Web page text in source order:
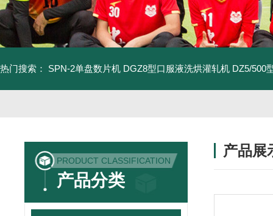
热门搜索： SPN-2单盘数片机 DGZ8型口服液洗烘灌轧机 DZ5/500
PRODUCT CLASSIFICATION
产品分类
产品展